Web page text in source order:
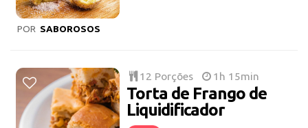
POR SABOROSOS
12 Porções 1h 15min
Torta de Frango de
Liquidificador